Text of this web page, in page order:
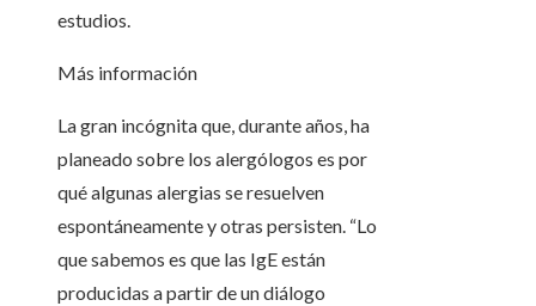
estudios.
Más información
La gran incógnita que, durante años, ha
planeado sobre los alergólogos es por
qué algunas alergias se resuelven
espontáneamente y otras persisten. “Lo
que sabemos es que las IgE están
producidas a partir de un diálogo